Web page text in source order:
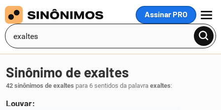
Assinar PRO
MENU
Sinônimo de exaltes
42 sinônimos de exaltes para 6 sentidos da palavra exaltes:
Louvar: